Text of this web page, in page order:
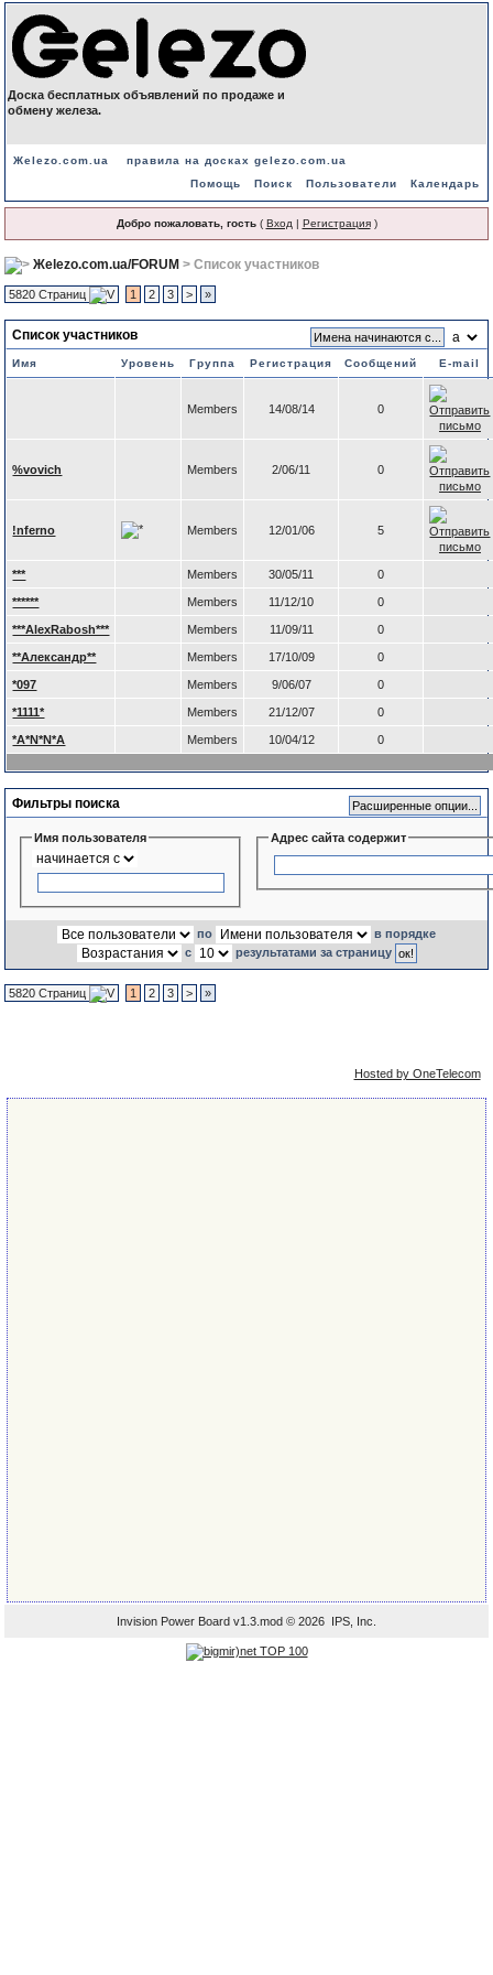
Доска бесплатных объявлений по продаже и
обмену железа.
Жelezo.com.ua
правила на досках gelezo.com.ua
Помощь
Поиск Пользователи Календарь
Добро пожаловать, гость( Вход | Регистрация)
Жelezo.com.ua/FORUM > Список участников
5820 Страниц 1 2 3 > »
Список участников
Имя Уровень Группа Регистрация Сообщений E-mail
Members 14/08/14 0
%vovich Members 2/06/11 0
!nferno Members 12/01/06 5
*** Members 30/05/11 0
****** Members 11/12/10 0
***AlexRabosh*** Members 11/09/11 0
**Александр** Members 17/10/09 0
*097 Members 9/06/07 0
*1111* Members 21/12/07 0
*A*N*N*A Members 10/04/12 0
Фильтры поиска
Имя пользователя Адрес сайта содержит
по
в порядке
с
результатами за страницу
5820 Страниц 1 2 3 > »
Hosted by OneTelecom
Invision Power Board v1.3.mod © 2026 IPS, Inc.